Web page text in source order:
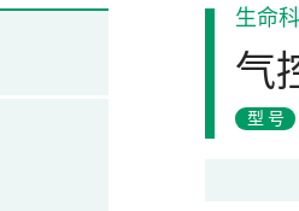
生命
气
型号